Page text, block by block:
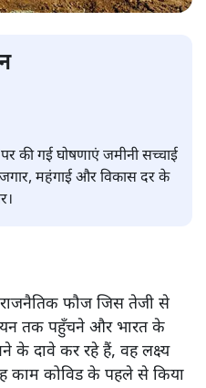
की गई घोषणाएं जमीनी सच्चाई
महंगाई और विकास दर के
राजनैतिक फौज जिस तेजी से
तक पहुँचने और भारत के
के दावे कर रहे हैं, वह लक्ष्य
काम कोविड के पहले से किया